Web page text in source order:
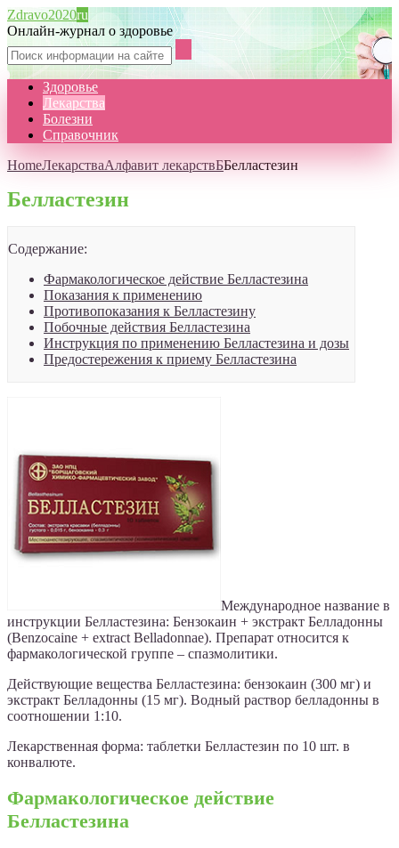
Zdravo2020ru
Онлайн-журнал о здоровье
Здоровье
Лекарства
Болезни
Справочник
HomeЛекарстваАлфавит лекарствББелластезин
Белластезин
Содержание:
Фармакологическое действие Белластезина
Показания к применению
Противопоказания к Белластезину
Побочные действия Белластезина
Инструкция по применению Белластезина и дозы
Предостережения к приему Белластезина
Международное название в
инструкции Белластезина: Бензокаин + экстракт Белладонны
(Benzocaine + extract Belladonnae). Препарат относится к
фармакологической группе – спазмолитики.
Действующие вещества Белластезина: бензокаин (300 мг) и
экстракт Белладонны (15 мг). Водный раствор белладонны в
соотношении 1:10.
Лекарственная форма: таблетки Белластезин по 10 шт. в
конвалюте.
Фармакологическое действие
Белластезина